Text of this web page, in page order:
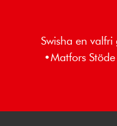
Swisha en
•Matfors